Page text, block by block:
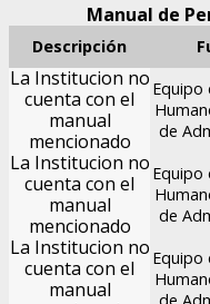
Manual de
Descripción
La Institucion no
cuenta con el
manual
mencionado
Equipo
de
La Institucion no
cuenta con el
manual
mencionado
Equipo
de
La Institucion no
cuenta con el
manual
Equipo